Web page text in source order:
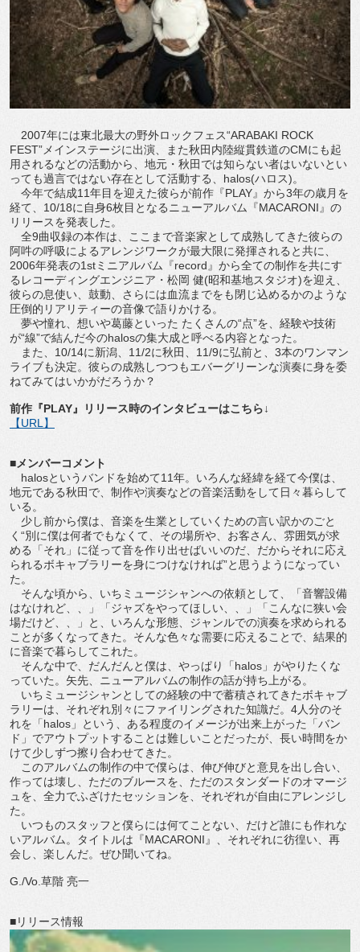
2007年には東北最大の野外ロックフェス“ARABAKI ROCK
FEST”メインステージに出演、また秋田内陸縦貫鉄道のCMにも起
用されるなどの活動から、地元・秋田では知らない者はいないとい
っても過言ではない存在として活動する、halos(ハロス)。
今年で結成11年目を迎えた彼らが前作『PLAY』から3年の歳月を
経て、10/18に自身6枚目となるニューアルバム『MACARONI』の
リリースを発表した。
全9曲収録の本作は、ここまで音楽家として成熟してきた彼らの
阿吽の呼吸によるアレンジワークが最大限に発揮されると共に、
2006年発表の1stミニアルバム『record』から全ての制作を共にす
るレコーディングエンジニア・松岡 健(昭和基地スタジオ)を迎え、
彼らの息使い、鼓動、さらには血流までをも閉じ込めるかのような
圧倒的リアリティーの音像で語りかける。
夢や憧れ、想いや葛藤といった たくさんの“点”を、経験や技術
が“線”で結んだ今のhalosの集大成と呼べる内容となった。
また、10/14に新潟、11/2に秋田、11/9に弘前と、3本のワンマン
ライブも決定。彼らの成熟しつつもエバーグリーンな演奏に身を委
ねてみてはいかがだろうか？
前作『PLAY』リリース時のインタビューはこちら↓
【URL】
■メンバーコメント
halosというバンドを始めて11年。いろんな経緯を経て今僕は、
地元である秋田で、制作や演奏などの音楽活動をして日々暮らして
いる。
少し前から僕は、音楽を生業としていくための言い訳かのごと
く“別に僕は何者でもなくて、その場所や、お客さん、雰囲気が求
める「それ」に従って音を作り出せばいいのだ、だからそれに応え
られるボキャブラリーを身につけなければ”と思うようになってい
た。
そんな頃から、いちミュージシャンへの依頼として、「音響設備
はなけれど、、」「ジャズをやってほしい、、」「こんなに狭い会
場だけど、、」と、いろんな形態、ジャンルでの演奏を求められる
ことが多くなってきた。そんな色々な需要に応えることで、結果的
に音楽で暮らしてこれた。
そんな中で、だんだんと僕は、やっぱり「halos」がやりたくな
っていた。矢先、ニューアルバムの制作の話が持ち上がる。
いちミュージシャンとしての経験の中で蓄積されてきたボキャブ
ラリーは、それぞれ別々にファイリングされた知識だ。4人分のそ
れを「halos」という、ある程度のイメージが出来上がった「バン
ド」でアウトプットすることは難しいことだったが、長い時間をか
けて少しずつ擦り合わせてきた。
このアルバムの制作の中で僕らは、伸び伸びと意見を出し合い、
作っては壊し、ただのブルースを、ただのスタンダードのオマージ
ュを、全力でふざけたセッションを、それぞれが自由にアレンジし
た。
いつものスタッフと僕らには何てことない、だけど誰にも作れな
いアルバム。タイトルは『MACARONI』、それぞれに彷徨い、再
会し、楽しんだ。ぜひ聞いてね。
G./Vo.草階 亮一
■リリース情報